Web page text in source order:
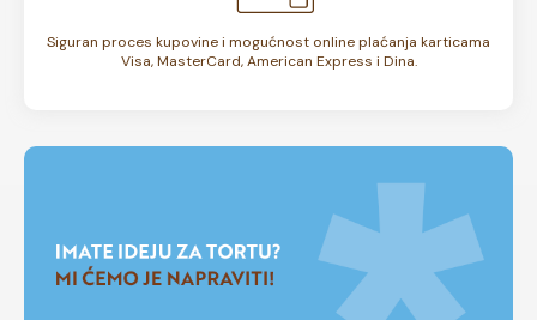
Siguran proces kupovine i mogućnost online plaćanja karticama
Visa, MasterCard, American Express i Dina.